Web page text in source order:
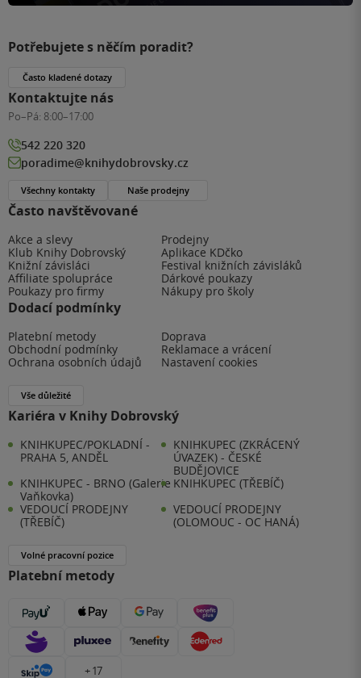
Často navštěvované
Akce a slevy
Prodejny
Klub Knihy Dobrovský
Aplikace KDčko
Knižní závisláci
Festival knižních závisláků
Affiliate spolupráce
Dárkové poukazy
Poukazy pro firmy
Nákupy pro školy
Dodací podmínky
Platební metody
Doprava
Obchodní podmínky
Reklamace a vrácení
Ochrana osobních údajů
Nastavení cookies
Vše důležité
Kariéra v Knihy Dobrovský
KNIHKUPEC/POKLADNÍ -
PRAHA 5, ANDĚL
KNIHKUPEC (ZKRÁCENÝ
ÚVAZEK) - ČESKÉ
BUDĚJOVICE
KNIHKUPEC - BRNO (Galerie
Vaňkovka)
KNIHKUPEC (TŘEBÍČ)
VEDOUCÍ PRODEJNY
(TŘEBÍČ)
VEDOUCÍ PRODEJNY
(OLOMOUC - OC HANÁ)
Volné pracovní pozice
Platební metody
+ 17
Potřebujete s něčím poradit?
Často kladené dotazy
Kontaktujte nás
Po–Pá: 8:00–17:00
542 220 320
poradime@knihydobrovsky.cz
Všechny kontakty Naše prodejny